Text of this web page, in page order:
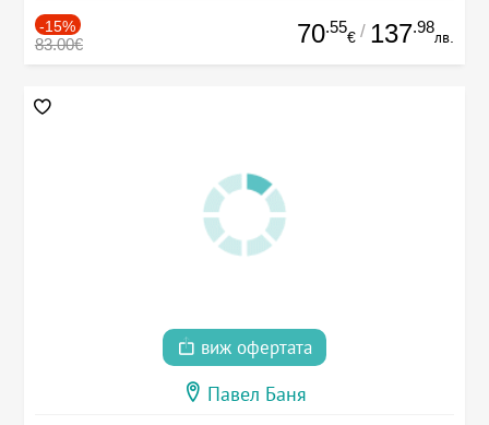
-15%
83.00€ 70.55
€ / 137.98
лв.
виж офертата
Павел Баня